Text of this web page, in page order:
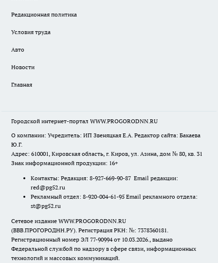
Редакционная политика
Условия труда
Авто
Новости
Главная
Городской интернет-портал WWW.PROGORODNN.RU
О компании: Учредитель: ИП Звеняцкая Е.А. Редактор сайта: Бакаева
Ю.Г.
Адрес: 610001, Кировская область, г. Киров, ул. Азина, дом № 80, кв. 31
Знак информационной продукции: 16+
Контакты: Редакция: 8-927-669-90-87 Email редакции:
red@pg52.ru
Рекламный отдел: 8-920-004-61-95 Email рекламного отдела:
st@pg52.ru
Сетевое издание WWW.PROGORODNN.RU
(ВВВ.ПРОГОРОДНН.РУ). Регистрация РКН: №: 7378360181.
Регистрационный номер ЭЛ 77-90994 от 10.03.2026., выдано
Федеральной службой по надзору в сфере связи, информационных
технологий и массовых коммуникаций.